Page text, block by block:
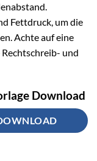
Fettdruck, um die
Achte auf eine
und
Download